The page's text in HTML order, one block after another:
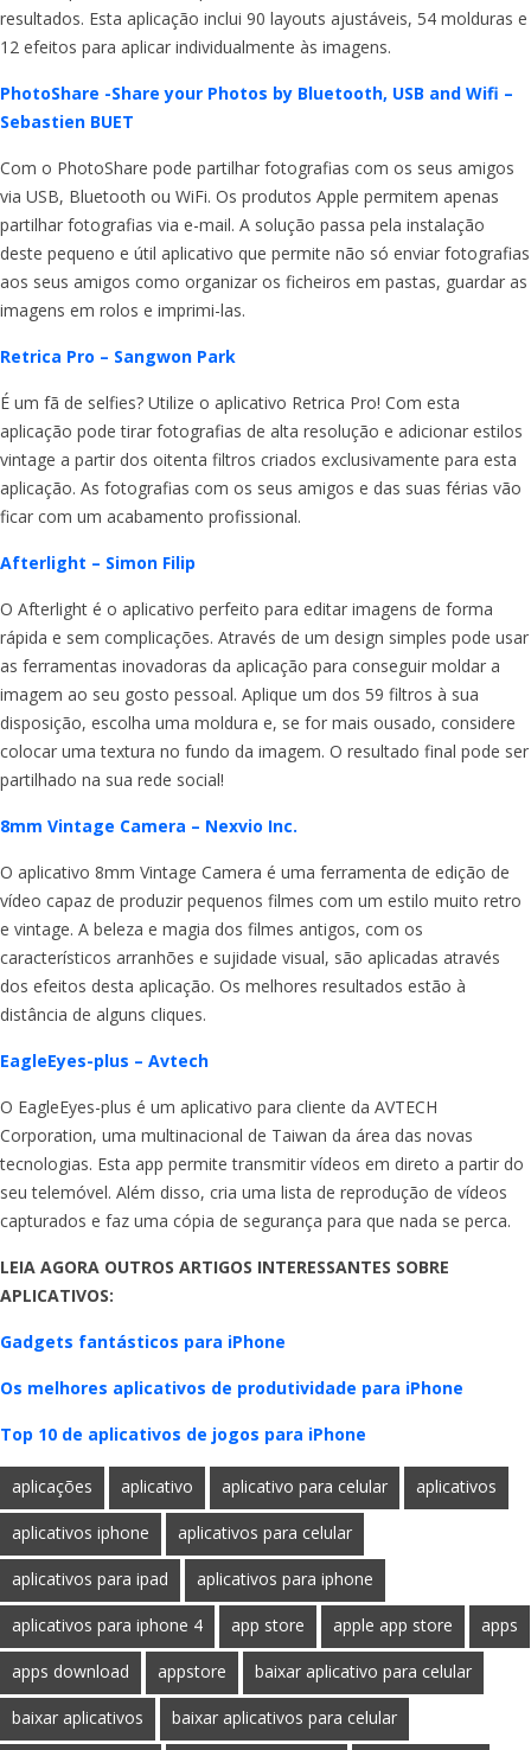
resultados. Esta aplicação inclui 90 layouts ajustáveis, 54 molduras e
12 efeitos para aplicar individualmente às imagens.
PhotoShare -Share your Photos by Bluetooth, USB and Wifi –
Sebastien BUET
Com o PhotoShare pode partilhar fotografias com os seus amigos
via USB, Bluetooth ou WiFi. Os produtos Apple permitem apenas
partilhar fotografias via e-mail. A solução passa pela instalação
deste pequeno e útil aplicativo que permite não só enviar fotografias
aos seus amigos como organizar os ficheiros em pastas, guardar as
imagens em rolos e imprimi-las.
Retrica Pro – Sangwon Park
É um fã de selfies? Utilize o aplicativo Retrica Pro! Com esta
aplicação pode tirar fotografias de alta resolução e adicionar estilos
vintage a partir dos oitenta filtros criados exclusivamente para esta
aplicação. As fotografias com os seus amigos e das suas férias vão
ficar com um acabamento profissional.
Afterlight – Simon Filip
O Afterlight é o aplicativo perfeito para editar imagens de forma
rápida e sem complicações. Através de um design simples pode usar
as ferramentas inovadoras da aplicação para conseguir moldar a
imagem ao seu gosto pessoal. Aplique um dos 59 filtros à sua
disposição, escolha uma moldura e, se for mais ousado, considere
colocar uma textura no fundo da imagem. O resultado final pode ser
partilhado na sua rede social!
8mm Vintage Camera – Nexvio Inc.
O aplicativo 8mm Vintage Camera é uma ferramenta de edição de
vídeo capaz de produzir pequenos filmes com um estilo muito retro
e vintage. A beleza e magia dos filmes antigos, com os
característicos arranhões e sujidade visual, são aplicadas através
dos efeitos desta aplicação. Os melhores resultados estão à
distância de alguns cliques.
EagleEyes-plus – Avtech
O EagleEyes-plus é um aplicativo para cliente da AVTECH
Corporation, uma multinacional de Taiwan da área das novas
tecnologias. Esta app permite transmitir vídeos em direto a partir do
seu telemóvel. Além disso, cria uma lista de reprodução de vídeos
capturados e faz uma cópia de segurança para que nada se perca.
LEIA AGORA OUTROS ARTIGOS INTERESSANTES SOBRE
APLICATIVOS:
Gadgets fantásticos para iPhone
Os melhores aplicativos de produtividade para iPhone
Top 10 de aplicativos de jogos para iPhone
aplicações aplicativo aplicativo para celular aplicativos
aplicativos iphone aplicativos para celular
aplicativos para ipad aplicativos para iphone
aplicativos para iphone 4 app store apple app store apps
apps download appstore baixar aplicativo para celular
baixar aplicativos baixar aplicativos para celular